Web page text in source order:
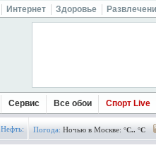
Интернет Здоровье
Сервис Все обои Спорт Live
Нефть: Погода: Ночью в Москве: °C.. °C